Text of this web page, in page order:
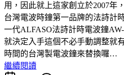
用，因此就上這家創立於2007年
台灣電波時鐘第一品牌的法詩計
一代ALFASO法詩計時電波鐘
就決定入手這個不必手動調整就
時間的台灣製電波鐘來替換囉…
繼續閱讀